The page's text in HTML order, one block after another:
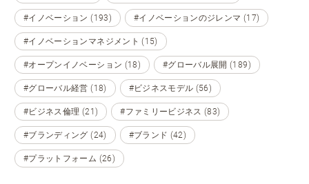
#イノベーション (193) #イノベーションのジレンマ (17)
#イノベーションマネジメント (15)
#オープンイノベーション (18) #グローバル展開 (189)
#グローバル経営 (18) #ビジネスモデル (56)
#ビジネス倫理 (21) #ファミリービジネス (83)
#ブランディング (24) #ブランド (42)
#プラットフォーム (26)